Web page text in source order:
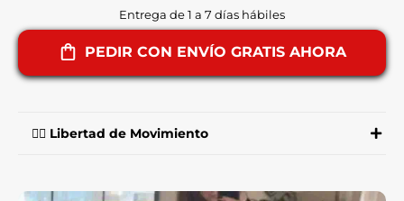
Entrega de 1 a 7 días hábiles
PEDIR CON ENVÍO GRATIS AHORA
🤸‍♀️ Libertad de Movimiento
excepcional, ajustándose perfectamente a